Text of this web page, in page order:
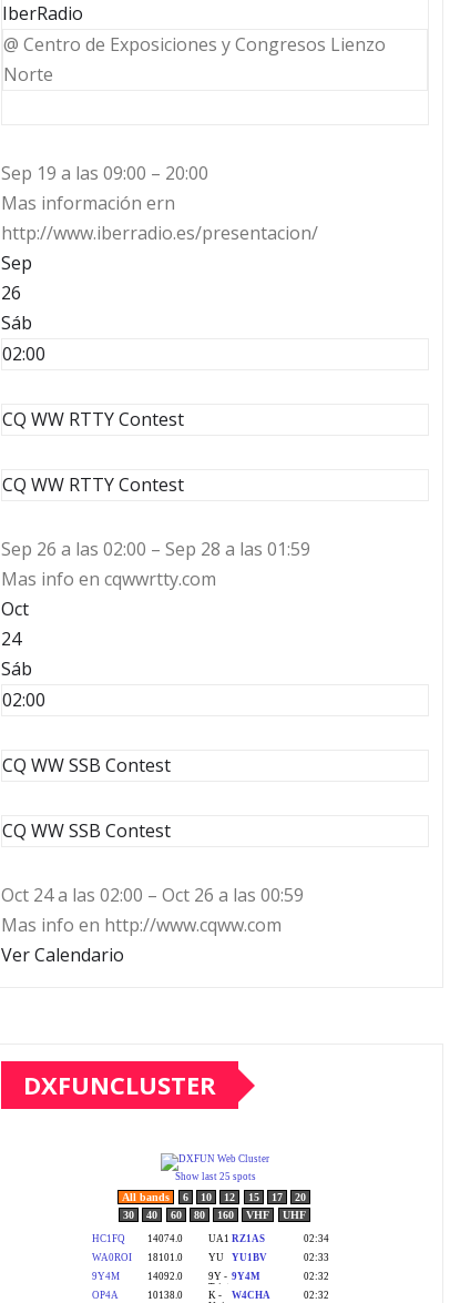
IberRadio
@ Centro de Exposiciones y Congresos Lienzo
Norte
Sep 19 a las 09:00 – 20:00
Mas información ern
http://www.iberradio.es/presentacion/
Sep
26
Sáb
02:00
CQ WW RTTY Contest
CQ WW RTTY Contest
Sep 26 a las 02:00 – Sep 28 a las 01:59
Mas info en cqwwrtty.com
Oct
24
Sáb
02:00
CQ WW SSB Contest
CQ WW SSB Contest
Oct 24 a las 02:00 – Oct 26 a las 00:59
Mas info en http://www.cqww.com
Ver Calendario
DXFUNCLUSTER